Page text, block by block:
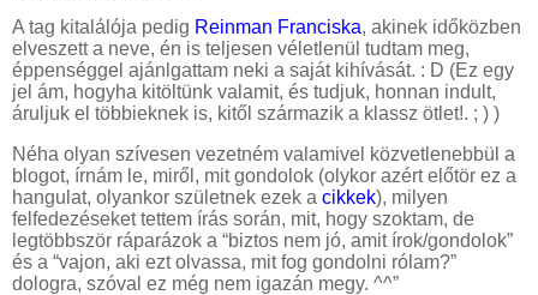
A tag kitalálója pedig Reinman Franciska, akinek időközben
elveszett a neve, én is teljesen véletlenül tudtam meg,
éppenséggel ajánlgattam neki a saját kihívását. : D (Ez egy
jel ám, hogyha kitöltünk valamit, és tudjuk, honnan indult,
áruljuk el többieknek is, kitől származik a klassz ötlet!. ; ) )
Néha olyan szívesen vezetném valamivel közvetlenebbül a
blogot, írnám le, miről, mit gondolok (olykor azért előtör ez a
hangulat, olyankor születnek ezek a cikkek), milyen
felfedezéseket tettem írás során, mit, hogy szoktam, de
legtöbbször ráparázok a “biztos nem jó, amit írok/gondolok”
és a “vajon, aki ezt olvassa, mit fog gondolni rólam?”
dologra, szóval ez még nem igazán megy. ^^”